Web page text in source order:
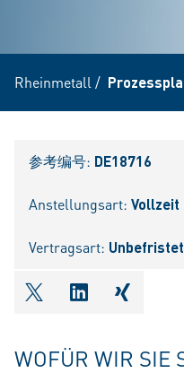
Rheinmetall /
参考编号: DE18716
Anstellungsart: Vollzeit
Vertragsart:
shareOntwitter
WOFÜR WIR SIE